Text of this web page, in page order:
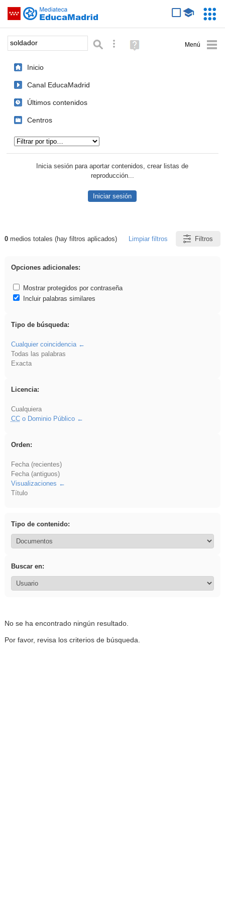
Saltar navegación
Palabra o frase: Búsqueda avanzada
Ayuda
(en
Inicio
Canal EducaMadrid
Últimos contenidos
Centros
Inicia sesión para aportar contenidos, crear listas de
reproducción...
Iniciar sesión
Resultados de: soldador
0medios totales (hay filtros aplicados) Limpiar filtros Filtros
Opciones adicionales:
Mostrar protegidos por contraseña
Incluir palabras similares
Tipo de búsqueda:
Cualquier coincidencia
Todas las palabras
Exacta
Licencia:
Cualquiera
CCo Dominio Público
Orden:
Fecha (recientes)
Fecha (antiguos)
Visualizaciones
Título
Tipo de contenido:
Buscar en:
No se ha encontrado ningún resultado.
Por favor, revisa los criterios de búsqueda.